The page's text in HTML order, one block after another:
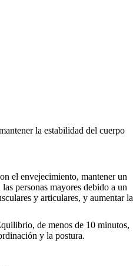
la estabilidad del cuerpo
el envejecimiento, mantener un
personas mayores debido a un
y articulares, y aumentar la
de menos de 10 minutos,
y la postura.